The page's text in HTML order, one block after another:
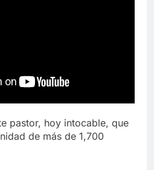
pastor, hoy intocable, que
de más de 1,700